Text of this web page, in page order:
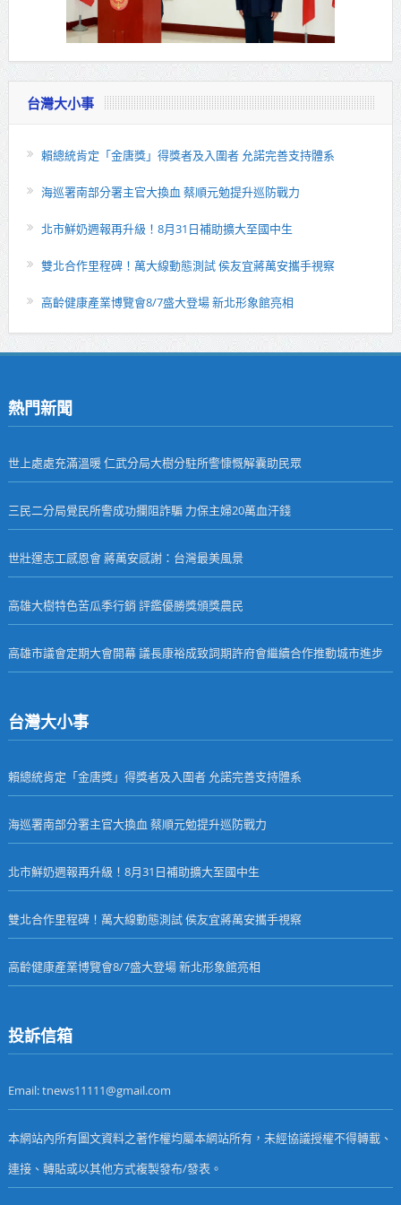
台灣大小事
賴總統肯定「金唐獎」得獎者及入圍者 允諾完善支持體系
海巡署南部分署主官大換血 蔡順元勉提升巡防戰力
北市鮮奶週報再升級！8月31日補助擴大至國中生
雙北合作里程碑！萬大線動態測試 侯友宜蔣萬安攜手視察
高齡健康產業博覽會8/7盛大登場 新北形象館亮相
熱門新聞
世上處處充滿溫暖 仁武分局大樹分駐所警慷慨解囊助民眾
三民二分局覺民所警成功攔阻詐騙 力保主婦20萬血汗錢
世壯運志工感恩會 蔣萬安感謝：台灣最美風景
高雄大樹特色苦瓜季行銷 評鑑優勝獎頒獎農民
高雄市議會定期大會開幕 議長康裕成致詞期許府會繼續合作推動城市進步
台灣大小事
賴總統肯定「金唐獎」得獎者及入圍者 允諾完善支持體系
海巡署南部分署主官大換血 蔡順元勉提升巡防戰力
北市鮮奶週報再升級！8月31日補助擴大至國中生
雙北合作里程碑！萬大線動態測試 侯友宜蔣萬安攜手視察
高齡健康產業博覽會8/7盛大登場 新北形象館亮相
投訴信箱
Email: tnews11111@gmail.com
本網站內所有圖文資料之著作權均屬本網站所有，未經協議授權不得轉載、
連接、轉貼或以其他方式複製發布/發表。